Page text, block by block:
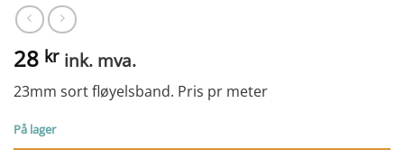
28 kr ink. mva.
23mm sort fløyelsband. Pris pr meter
På lager